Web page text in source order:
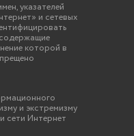
указателей
и сетевых
которой в
и экстремизму
сети Интернет